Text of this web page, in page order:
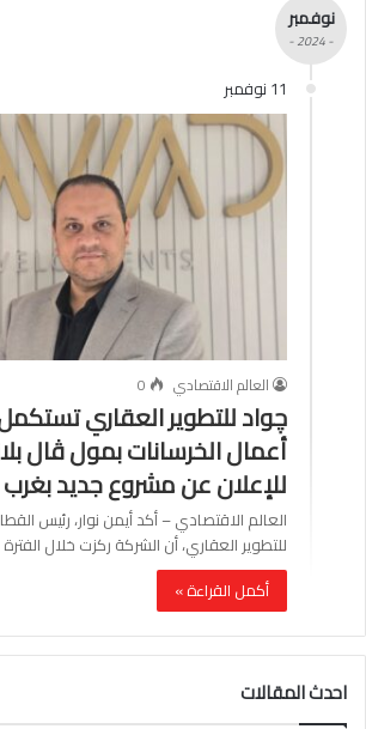
نوفمبر
- 2024 -
11 نوفمبر
العالم الاقتصادي
0
أعمال الخرسانات بمول ڤال
للإعلان عن مشروع جديد
العالم الاقتصادي – أكد أيمن نوار، رئيس
للتطوير العقاري، أن الشركة ركزت خلال
أكمل القراءة »
احدث المقالات